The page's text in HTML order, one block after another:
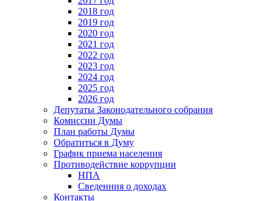
2018 год
2019 год
2020 год
2021 год
2022 год
2023 год
2024 год
2025 год
2026 год
Депутаты Законодательного собрания
Комиссии Думы
План работы Думы
Обратиться в Думу
График приема населения
Противодействие коррупции
НПА
Сведенния о доходах
Контакты